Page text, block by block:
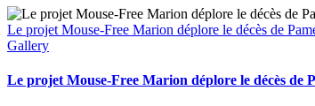
Le projet Mouse-Free Marion déplore le décès de
Gallery
Le projet Mouse-Free Marion déplore le décès de